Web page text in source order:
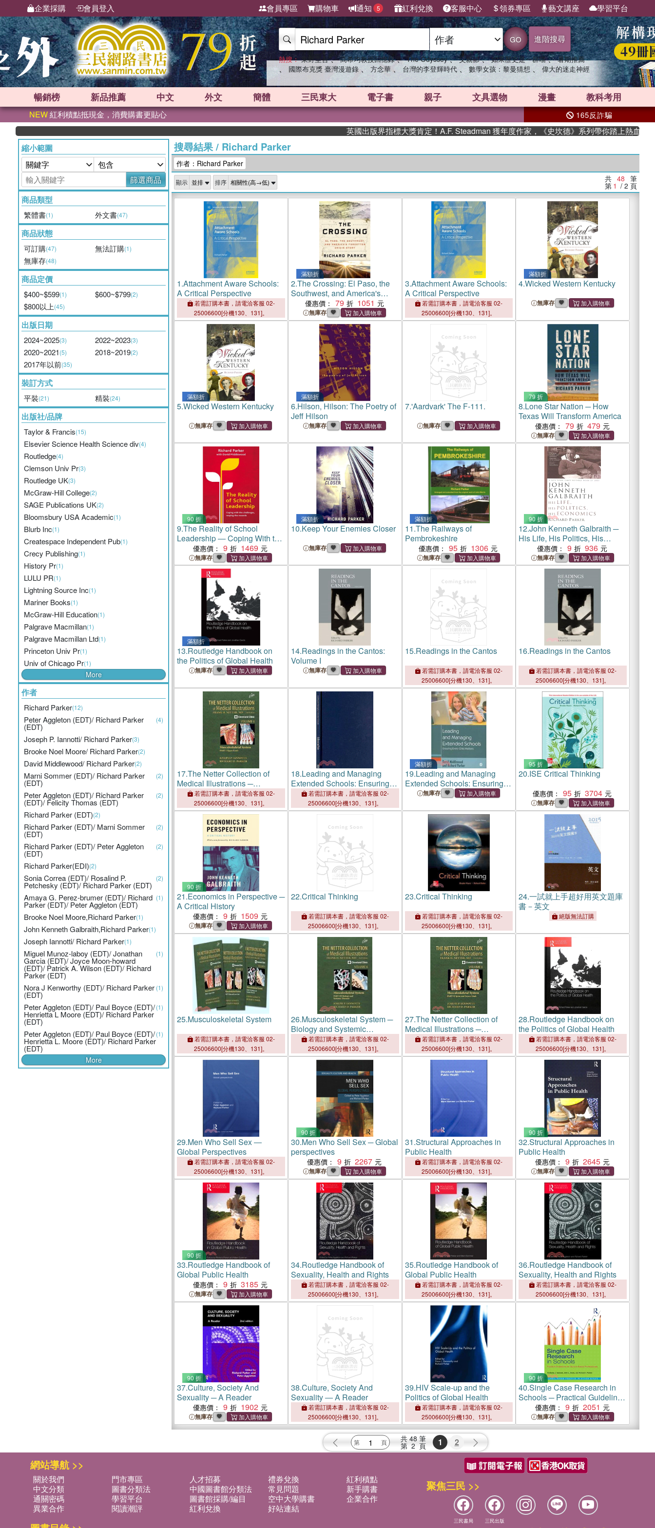
企業採購 會員登入 會員專區 購物車 通知 5 紅利兌換 客服中心 領券專區 藝文講座 學習平台
GO 進階搜尋
熱搜： 東野圭吾 、 高希均教授回憶錄 、 The Odyssey 、 父親節 、 如果歷史是一群喵 、 暑期推薦
、 國際布克獎 臺灣漫遊錄 、 方念華 、 台灣的李登輝時代 、 數學女孩：黎曼猜想 、 偉大的迷走神經
暢銷榜 新品推薦 中文 外文 簡體 三民東大 電子書 親子 文具選物 漫畫 教科考用
NEW紅利積點抵現金，消費購書更貼心 165反詐騙
英國出版界指標大獎肯定！A.F. Steadman 獲年度作家，《史坎德》系列帶你踏上熱血奇幻旅程
縮小範圍
篩選商品
商品類型
繁體書(1) 外文書(47)
商品狀態
可訂購(47) 無法訂購(1)
無庫存(48)
商品定價
$400~$599(1) $600~$799(2)
$800以上(45)
出版日期
2024~2025(3) 2022~2023(3)
2020~2021(5) 2018~2019(2)
2017年以前(35)
裝訂方式
平裝(21) 精裝(24)
出版社/品牌
Taylor & Francis(15)
Elsevier Science Health Science div(4)
Routledge(4)
Clemson Univ Pr(3)
Routledge UK(3)
McGraw-Hill College(2)
SAGE Publications UK(2)
Bloomsbury USA Academic(1)
Blurb Inc(1)
Createspace Independent Pub(1)
Crecy Publishing(1)
History Pr(1)
LULU PR(1)
Lightning Source Inc(1)
Mariner Books(1)
McGraw-Hill Education(1)
Palgrave Macmillan(1)
Palgrave Macmillan Ltd(1)
Princeton Univ Pr(1)
Univ of Chicago Pr(1)
More
作者
Richard Parker(12)
Peter Aggleton (EDT)/ Richard Parker
(EDT)
(4)
Joseph P. Iannotti/ Richard Parker(3)
Brooke Noel Moore/ Richard Parker(2)
David Middlewood/ Richard Parker(2)
Marni Sommer (EDT)/ Richard Parker
(EDT)
(2)
Peter Aggleton (EDT)/ Richard Parker
(EDT)/ Felicity Thomas (EDT)
(2)
Richard Parker (EDT)(2)
Richard Parker (EDT)/ Marni Sommer
(EDT)
(2)
Richard Parker (EDT)/ Peter Aggleton
(EDT)
(2)
Richard Parker(EDI)(2)
Sonia Correa (EDT)/ Rosalind P.
Petchesky (EDT)/ Richard Parker (EDT)
(2)
Amaya G. Perez-brumer (EDT)/ Richard
Parker (EDT)/ Peter Aggleton (EDT)
(1)
Brooke Noel Moore,Richard Parker(1)
John Kenneth Galbraith,Richard Parker(1)
Joseph Iannotti/ Richard Parker(1)
Miguel Munoz-laboy (EDT)/ Jonathan
Garcia (EDT)/ Joyce Moon-howard
(EDT)/ Patrick A. Wilson (EDT)/ Richard
Parker (EDT)
(1)
Nora J Kenworthy (EDT)/ Richard Parker
(EDT)
(1)
Peter Aggleton (EDT)/ Paul Boyce (EDT)/
Henrietta L Moore (EDT)/ Richard Parker
(EDT)
(1)
Peter Aggleton (EDT)/ Paul Boyce (EDT)/
Henrietta L. Moore (EDT)/ Richard Parker
(EDT)
(1)
More
搜尋結果/ Richard Parker
作者：Richard Parker
顯示 排序 共 48 筆
第 1 / 2 頁
1.Attachment Aware Schools:
A Critical Perspective
若需訂購本書，請電洽客服 02-
25006600[分機130、131]。
滿額折
2.The Crossing: El Paso, the
Southwest, and America's
Forgotten Origin Story
優惠價： 79 1051
無庫存
3.Attachment Aware Schools:
A Critical Perspective
若需訂購本書，請電洽客服 02-
25006600[分機130、131]。
滿額折
4.Wicked Western Kentucky
無庫存
滿額折
5.Wicked Western Kentucky
無庫存
滿額折
6.Hilson, Hilson: The Poetry of
Jeff Hilson
無庫存
7.'Aardvark' The F-111.
無庫存
79 折
8.Lone Star Nation ─ How
Texas Will Transform America
優惠價： 79 479
無庫存
90 折
9.The Reality of School
Leadership ― Coping With the
Challenges, Reaping the
Rewards
優惠價： 9 1469
無庫存
滿額折
10.Keep Your Enemies Closer
無庫存
滿額折
11.The Railways of
Pembrokeshire
優惠價： 95 1306
無庫存
90 折
12.John Kenneth Galbraith ─
His Life, His Politics, His
Economics
優惠價： 9 936
無庫存
滿額折
13.Routledge Handbook on
the Politics of Global Health
無庫存
14.Readings in the Cantos:
Volume I
無庫存
15.Readings in the Cantos
若需訂購本書，請電洽客服 02-
25006600[分機130、131]。
16.Readings in the Cantos
若需訂購本書，請電洽客服 02-
25006600[分機130、131]。
17.The Netter Collection of
Medical Illustrations ─
Musculoskeletal System,
Upper Limb
若需訂購本書，請電洽客服 02-
25006600[分機130、131]。
18.Leading and Managing
Extended Schools: Ensuring
Every Child Matters
若需訂購本書，請電洽客服 02-
25006600[分機130、131]。
滿額折
19.Leading and Managing
Extended Schools: Ensuring
Every Child Matters
無庫存
95 折
20.ISE Critical Thinking
優惠價： 95 3704
無庫存
90 折
21.Economics in Perspective ─
A Critical History
優惠價： 9 1509
無庫存
22.Critical Thinking
若需訂購本書，請電洽客服 02-
25006600[分機130、131]。
23.Critical Thinking
若需訂購本書，請電洽客服 02-
25006600[分機130、131]。
24.一試就上手超好用英文題庫
書－英文
絕版無法訂購
25.Musculoskeletal System
若需訂購本書，請電洽客服 02-
25006600[分機130、131]。
26.Musculoskeletal System ─
Biology and Systemic
Diseases
若需訂購本書，請電洽客服 02-
25006600[分機130、131]。
27.The Netter Collection of
Medical Illustrations ─
Musculoskeletal System:
Spine and Lower Limb
若需訂購本書，請電洽客服 02-
25006600[分機130、131]。
28.Routledge Handbook on
the Politics of Global Health
若需訂購本書，請電洽客服 02-
25006600[分機130、131]。
29.Men Who Sell Sex ―
Global Perspectives
若需訂購本書，請電洽客服 02-
25006600[分機130、131]。
90 折
30.Men Who Sell Sex ─ Global
perspectives
優惠價： 9 2267
無庫存
31.Structural Approaches in
Public Health
若需訂購本書，請電洽客服 02-
25006600[分機130、131]。
90 折
32.Structural Approaches in
Public Health
優惠價： 9 2645
無庫存
90 折
33.Routledge Handbook of
Global Public Health
優惠價： 9 3185
無庫存
34.Routledge Handbook of
Sexuality, Health and Rights
若需訂購本書，請電洽客服 02-
25006600[分機130、131]。
35.Routledge Handbook of
Global Public Health
若需訂購本書，請電洽客服 02-
25006600[分機130、131]。
36.Routledge Handbook of
Sexuality, Health and Rights
若需訂購本書，請電洽客服 02-
25006600[分機130、131]。
90 折
37.Culture, Society And
Sexuality ─ A Reader
優惠價： 9 1902
無庫存
38.Culture, Society And
Sexuality ― A Reader
若需訂購本書，請電洽客服 02-
25006600[分機130、131]。
39.HIV Scale-up and the
Politics of Global Health
若需訂購本書，請電洽客服 02-
25006600[分機130、131]。
90 折
40.Single Case Research in
Schools ─ Practical Guidelines
for School-Based
Professionals
優惠價： 9 2051
無庫存
共 48 筆
第 2 頁 1 2
網站導航 >>
關於我們 門市專區 人才招募 禮券兌換
紅利積點
中文分類
圖書分類法 中國圖書館分類法 常見問題
新手購書
通關密碼
學習平台 圖書館採購/編目 空中大學購書
企業合作
異業合作
閱讀潮評 紅利兌換 好站連結
聚焦三民 >>
三民書局 三民出版